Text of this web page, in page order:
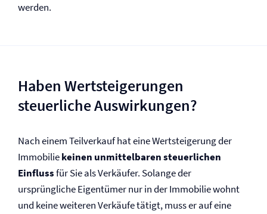
werden.
Haben Wertsteigerungen
steuerliche Auswirkungen?
Nach einem Teilverkauf hat eine Wertsteigerung der
Immobiliekeinen unmittelbaren steuerlichen
Einflussfür Sie als Verkäufer. Solange der
ursprüngliche Eigentümer nur in der Immobilie wohnt
und keine weiteren Verkäufe tätigt, muss er auf eine